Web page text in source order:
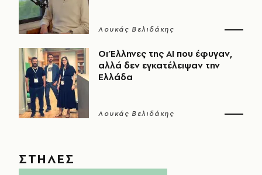
Λουκάς Βελιδάκης
Οι Έλληνες της ΑΙ που έφυγαν,
αλλά δεν εγκατέλειψαν την
Ελλάδα
Λουκάς Βελιδάκης
ΣΤΗΛΕΣ